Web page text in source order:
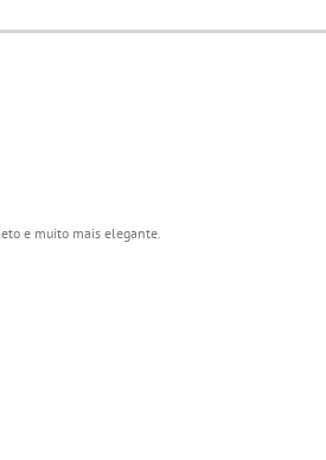
e muito mais elegante.